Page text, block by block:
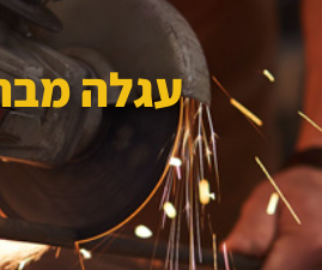
עגלה